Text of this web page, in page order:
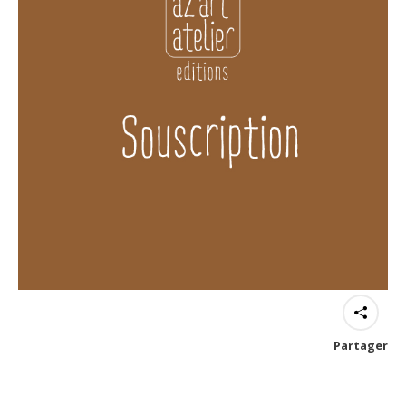
Partager